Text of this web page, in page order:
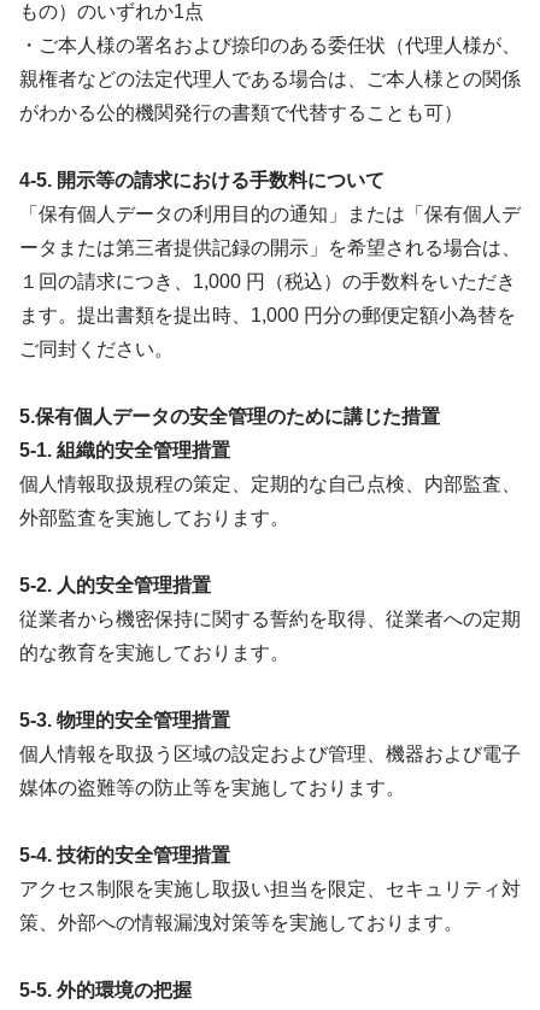
もの）のいずれか1点
・ご本人様の署名および捺印のある委任状（代理人様が、
親権者などの法定代理人である場合は、ご本人様との関係
がわかる公的機関発行の書類で代替することも可）
4-5. 開示等の請求における手数料について
「保有個人データの利用目的の通知」または「保有個人デ
ータまたは第三者提供記録の開示」を希望される場合は、
１回の請求につき、1,000 円（税込）の手数料をいただき
ます。提出書類を提出時、1,000 円分の郵便定額小為替を
ご同封ください。
5.保有個人データの安全管理のために講じた措置
5-1. 組織的安全管理措置
個人情報取扱規程の策定、定期的な自己点検、内部監査、
外部監査を実施しております。
5-2. 人的安全管理措置
従業者から機密保持に関する誓約を取得、従業者への定期
的な教育を実施しております。
5-3. 物理的安全管理措置
個人情報を取扱う区域の設定および管理、機器および電子
媒体の盗難等の防止等を実施しております。
5-4. 技術的安全管理措置
アクセス制限を実施し取扱い担当を限定、セキュリティ対
策、外部への情報漏洩対策等を実施しております。
5-5. 外的環境の把握